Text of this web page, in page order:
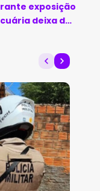
exposição
deixa dez